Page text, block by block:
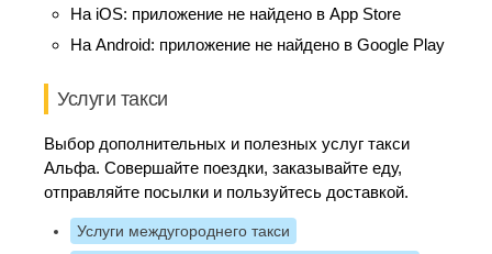
На iOS: приложение не найдено в App Store
На Android: приложение не найдено в Google Play
Услуги такси
Выбор дополнительных и полезных услуг такси
Альфа. Совершайте поездки, заказывайте еду,
отправляйте посылки и пользуйтесь доставкой.
Услуги междугороднего такси